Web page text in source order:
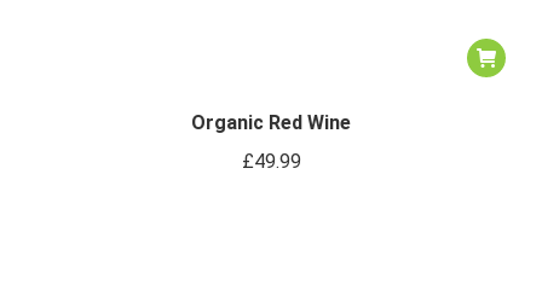
Organic Red Wine
£49.99